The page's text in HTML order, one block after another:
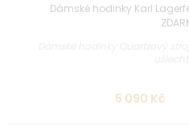
Dámské hodinky Karl
5 090 Kč